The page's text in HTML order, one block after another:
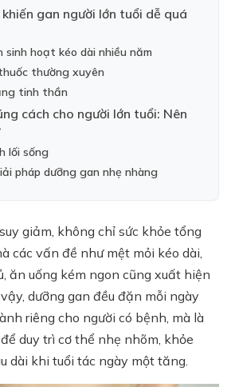
gan người lớn tuổi dễ quá
sinh hoạt kéo dài nhiều năm
thường xuyên
tinh thần
cách cho người lớn tuổi: Nên
lối sống
pháp dưỡng gan nhẹ nhàng
giảm, không chỉ sức khỏe tổng
các vấn đề như mệt mỏi kéo dài,
ăn uống kém ngon cũng xuất hiện
dưỡng gan đều đặn mỗi ngày
riêng cho người có bệnh, mà là
duy trì cơ thể nhẹ nhõm, khỏe
dài khi tuổi tác ngày một tăng.